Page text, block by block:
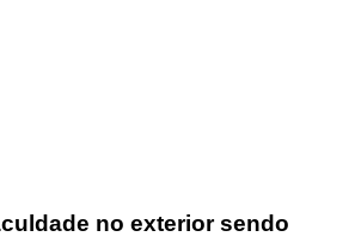
no exterior sendo